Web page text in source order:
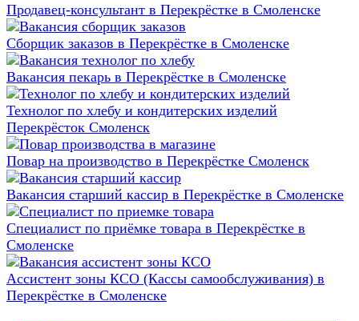
Продавец-консультант в Перекрёстке в Смоленске
Сборщик заказов в Перекрёстке в Смоленске
Вакансия пекарь в Перекрёстке в Смоленске
Технолог по хлебу и кондитерских изделий
Перекрёсток Смоленск
Повар на производство в Перекрёстке Смоленск
Вакансия старший кассир в Перекрёстке в Смоленске
Специалист по приёмке товара в Перекрёстке в
Смоленске
Ассистент зоны КСО (Кассы самообслуживания) в
Перекрёстке в Смоленске